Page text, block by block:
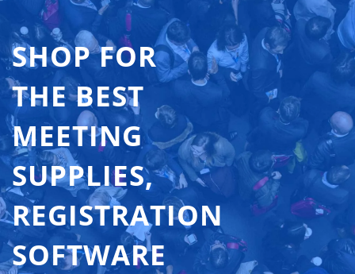
SHOP FOR
THE BEST
MEETING
SUPPLIES,
REGISTRATION
SOFTWARE